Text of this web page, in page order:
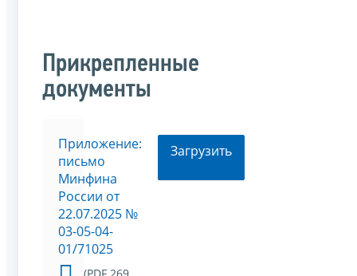
Прикрепленные
документы
Приложение:
письмо
Минфина
России от
22.07.2025 №
03-05-04-
01/71025
Загрузить